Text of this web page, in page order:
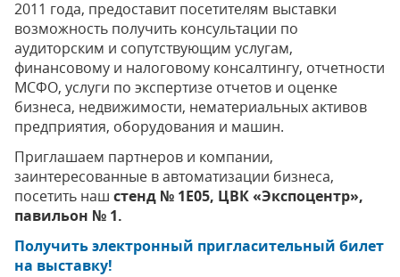
2011 года, предоставит посетителям выставки
возможность получить консультации по
аудиторским и сопутствующим услугам,
финансовому и налоговому консалтингу, отчетности
МСФО, услуги по экспертизе отчетов и оценке
бизнеса, недвижимости, нематериальных активов
предприятия, оборудования и машин.
Приглашаем партнеров и компании,
заинтересованные в автоматизации бизнеса,
посетить наш стенд № 1Е05, ЦВК «Экспоцентр»,
павильон № 1.
Получить электронный пригласительный билет
на выставку!